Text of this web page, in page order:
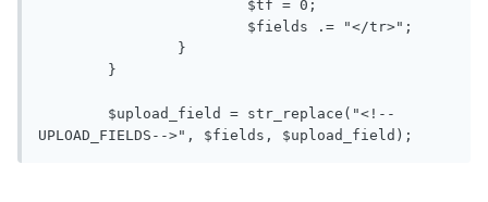
UPLOAD_FIELDS-->", $fields, $upload_field);